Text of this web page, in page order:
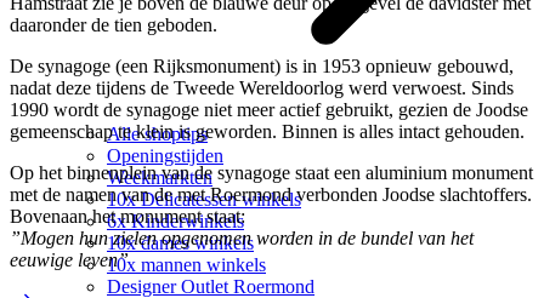
Alle shoptips
Openingstijden
Weekmarkten
10x Delicatessen winkels
6x Kinderwinkels
10x dames winkels
10x mannen winkels
Designer Outlet Roermond
daaronder de tien geboden.
De synagoge (een Rijksmonument) is in 1953 opnieuw gebouwd,
nadat deze tijdens de Tweede Wereldoorlog werd verwoest. Sinds
1990 wordt de synagoge niet meer actief gebruikt, gezien de Joodse
gemeenschap te klein is geworden. Binnen is alles intact gehouden.
Op het binnenplein van de synagoge staat een aluminium monument
met de namen van de met Roermond verbonden Joodse slachtoffers.
Bovenaan het monument staat:
”Mogen hun zielen opgenomen worden in de bundel van het
eeuwige leven”